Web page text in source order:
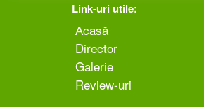
Link-uri utile:
Аcasă
Director
Galerie
Review-uri